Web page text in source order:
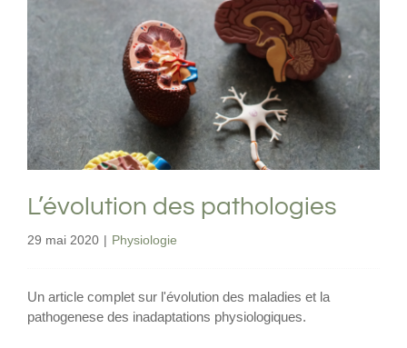
L’évolution des pathologies
Physiologie
L’évolution des pathologies
29 mai 2020 | Physiologie
Un article complet sur l'évolution des maladies et la
pathogenese des inadaptations physiologiques.